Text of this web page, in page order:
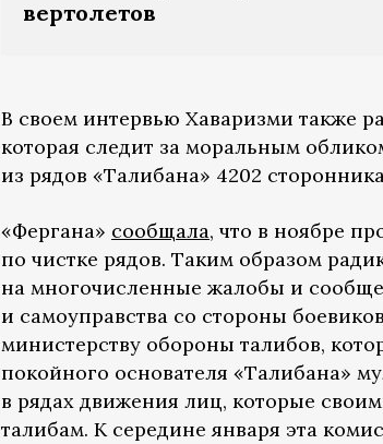
вертолетов
В своем интервью Хаваризми также
которая следит за моральным
из рядов «Талибана» 4202
«Фергана» сообщала, что в ноябре
по чистке рядов. Таким образом
на многочисленные жалобы и
и самоуправства со стороны
министерству обороны талибов,
покойного основателя «Талибана»
в рядах движения лиц, которые
талибам. К середине января эта